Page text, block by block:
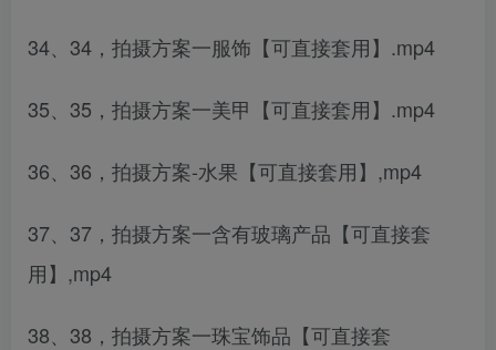
34、34，拍摄方案一服饰【可直接套用】.mp4
35、35，拍摄方案一美甲【可直接套用】.mp4
36、36，拍摄方案-水果【可直接套用】,mp4
37、37，拍摄方案一含有玻璃产品【可直接套
用】,mp4
38、38，拍摄方案一珠宝饰品【可直接套